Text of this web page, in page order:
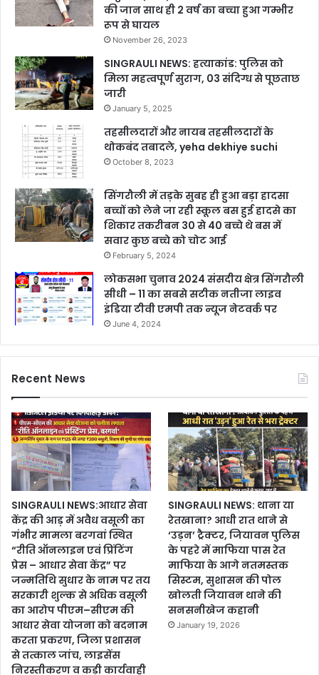
की जान साथ ही 2 वर्ष का बच्चा हुआ गम्भीर
रूप से घायल
November 26, 2023
SINGRAULI NEWS: हत्याकांड: पुलिस को
मिला महत्वपूर्ण सुराग, 03 संदिग्ध से पूछताछ
जारी
January 5, 2025
तहसीलदारों और नायब तहसीलदारों के
थोकबंद तबादले, yeha dekhiye suchi
October 8, 2023
सिंगरौली में तड़के सुबह ही हुआ बड़ा हादसा
बच्चों को लेने जा रही स्कूल बस हुई हादसे का
शिकार तकरीबन 30 से 40 बच्चे थे बस में
सवार कुछ बच्चे को चोट आई
February 5, 2024
लोकसभा चुनाव 2024 संसदीय क्षेत्र सिंगरौली
सीधी – 11 का सबसे सटीक नतीजा लाइव
इंडिया टीवी एमपी तक न्यूज नेटवर्क पर
June 4, 2024
Recent News
SINGRAULI NEWS:आधार सेवा
केंद्र की आड़ में अवैध वसूली का
गंभीर मामला बरगवां स्थित
“रीति ऑनलाइन एवं प्रिंटिंग
प्रेस – आधार सेवा केंद्र” पर
जन्मतिथि सुधार के नाम पर तय
सरकारी शुल्क से अधिक वसूली
का आरोप पीएम–सीएम की
आधार सेवा योजना को बदनाम
करता प्रकरण, जिला प्रशासन
से तत्काल जांच, लाइसेंस
निरस्तीकरण व कड़ी कार्यवाही
SINGRAULI NEWS: थाना या
रेतखाना? आधी रात थाने से
‘उड़न’ ट्रैक्टर, जियावन पुलिस
के पहरे में माफिया पास रेत
माफिया के आगे नतमस्तक
सिस्टम, सुशासन की पोल
खोलती जियावन थाने की
सनसनीखेज कहानी
January 19, 2026